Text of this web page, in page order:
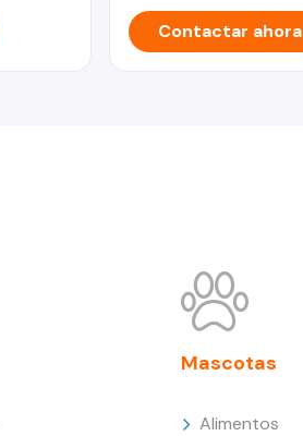
Contactar ahora
Mascotas
Alimentos